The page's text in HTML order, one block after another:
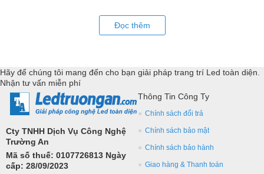
khiển và phụ kiện đồng bộ,... Tư vấn giả pháp, hỗ trợ kỹ thuật
Đọc thêm
Hãy để chúng tôi mang đến cho bạn giải pháp trang trí Led toàn diện.
Nhận tư vấn miễn phí
Cty TNHH Dịch Vụ Công Nghệ
Trường An
Mã số thuế: 0107726813 Ngày
cấp: 28/09/2023
Thông Tin Công Ty
Chính sách đổi trả
Chính sách bảo mật
Chính sách bảo hành
Giao hàng & Thanh toán